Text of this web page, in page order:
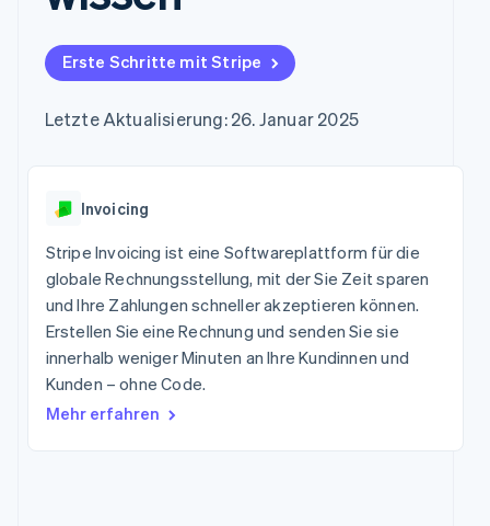
125
Terminal
Zahlungen vor Ort
Boost
Autorisierungsraten
Beschleunigter
Financial
Connections
Verbundene
Finanzdaten
Product roadmap
Geldmanagement
SaaS
Bewirtung, Reisen und
Freizeit
Versicherungen
Medien und
Unterhaltung
Gemeinnützige
Organisationen
Fachdienstleistungen
Öffentlicher Sektor
Einzelhandel
Marktplatz auf
Abonnementverwaltung
nutzungsbasierte
Abrechnung um
Karten ausgeben: So
Diensten mit Agenten
Ressourcen
App-Integrationen
Code-Beispiele
Entwickler-Blog
API-Status
Stripe Sessions
Karriere
Stripe Press
kontaktieren
Partner werden
Erste Schritte mit Stripe
Letzte Aktualisierung: 26. Januar 2025
Invoicing
Stripe Invoicing ist eine Softwareplattform für die
globale Rechnungsstellung, mit der Sie Zeit sparen
und Ihre Zahlungen schneller akzeptieren können.
Erstellen Sie eine Rechnung und senden Sie sie
innerhalb weniger Minuten an Ihre Kundinnen und
Kunden – ohne Code.
Mehr erfahren